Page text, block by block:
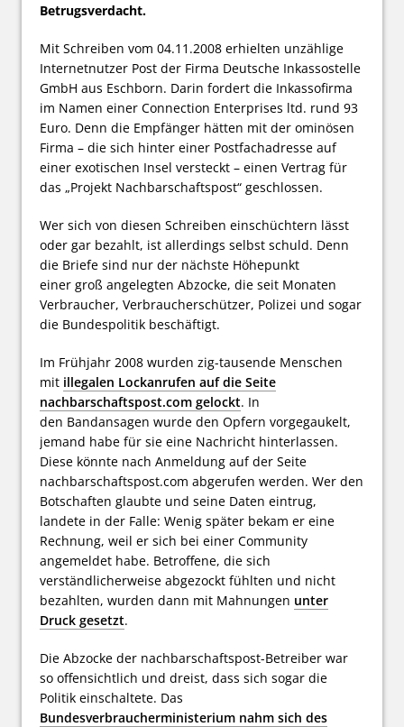
Betrugsverdacht.
Mit Schreiben vom 04.11.2008 erhielten unzählige
Internetnutzer Post der Firma Deutsche Inkassostelle
GmbH aus Eschborn. Darin fordert die Inkassofirma
im Namen einer Connection Enterprises ltd. rund 93
Euro. Denn die Empfänger hätten mit der ominösen
Firma – die sich hinter einer Postfachadresse auf
einer exotischen Insel versteckt – einen Vertrag für
das „Projekt Nachbarschaftspost“ geschlossen.
Wer sich von diesen Schreiben einschüchtern lässt
oder gar bezahlt, ist allerdings selbst schuld. Denn
die Briefe sind nur der nächste Höhepunkt
einer groß angelegten Abzocke, die seit Monaten
Verbraucher, Verbraucherschützer, Polizei und sogar
die Bundespolitik beschäftigt.
Im Frühjahr 2008 wurden zig-tausende Menschen
mit illegalen Lockanrufen auf die Seite
nachbarschaftspost.com gelockt. In
den Bandansagen wurde den Opfern vorgegaukelt,
jemand habe für sie eine Nachricht hinterlassen.
Diese könnte nach Anmeldung auf der Seite
nachbarschaftspost.com abgerufen werden. Wer den
Botschaften glaubte und seine Daten eintrug,
landete in der Falle: Wenig später bekam er eine
Rechnung, weil er sich bei einer Community
angemeldet habe. Betroffene, die sich
verständlicherweise abgezockt fühlten und nicht
bezahlten, wurden dann mit Mahnungen unter
Druck gesetzt.
Die Abzocke der nachbarschaftspost-Betreiber war
so offensichtlich und dreist, dass sich sogar die
Politik einschaltete. Das
Bundesverbraucherministerium nahm sich des